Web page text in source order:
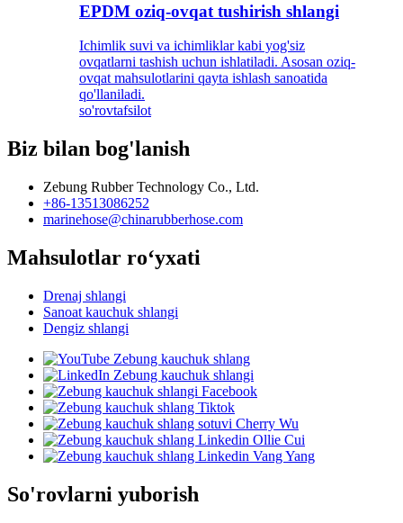
EPDM oziq-ovqat tushirish shlangi
Ichimlik suvi va ichimliklar kabi yog'siz
ovqatlarni tashish uchun ishlatiladi. Asosan oziq-
ovqat mahsulotlarini qayta ishlash sanoatida
qo'llaniladi.
so'rovtafsilot
Biz bilan bog'lanish
Zebung Rubber Technology Co., Ltd.
+86-13513086252
marinehose@chinarubberhose.com
Mahsulotlar roʻyxati
Drenaj shlangi
Sanoat kauchuk shlangi
Dengiz shlangi
So'rovlarni yuborish